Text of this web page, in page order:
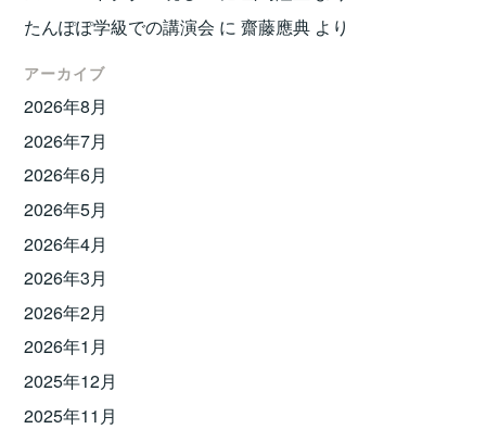
たんぽぽ学級での講演会 に齋藤應典 より
アーカイブ
2026年8月
2026年7月
2026年6月
2026年5月
2026年4月
2026年3月
2026年2月
2026年1月
2025年12月
2025年11月